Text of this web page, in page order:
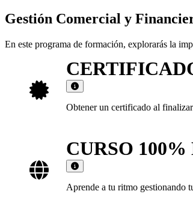
Gestión Comercial y
En este programa de formación, explorarás la
Obtener un certificado al
CURSO
Aprende a tu ritmo gestionando